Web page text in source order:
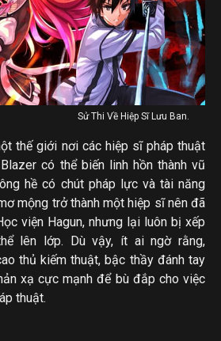
Sử Thi Về Hiệp Sĩ Lưu Ban.
thế giới nơi các hiệp sĩ pháp thuật
có thể biến linh hồn thành vũ
hề có chút pháp lực và tài năng
mộng trở thành một hiệp sĩ nên đã
viện Hagun, nhưng lại luôn bị xếp
lên lớp. Dù vậy, ít ai ngờ rằng,
thủ kiếm thuật, bậc thầy đánh tay
xạ cực mạnh để bù đắp cho việc
thuật.